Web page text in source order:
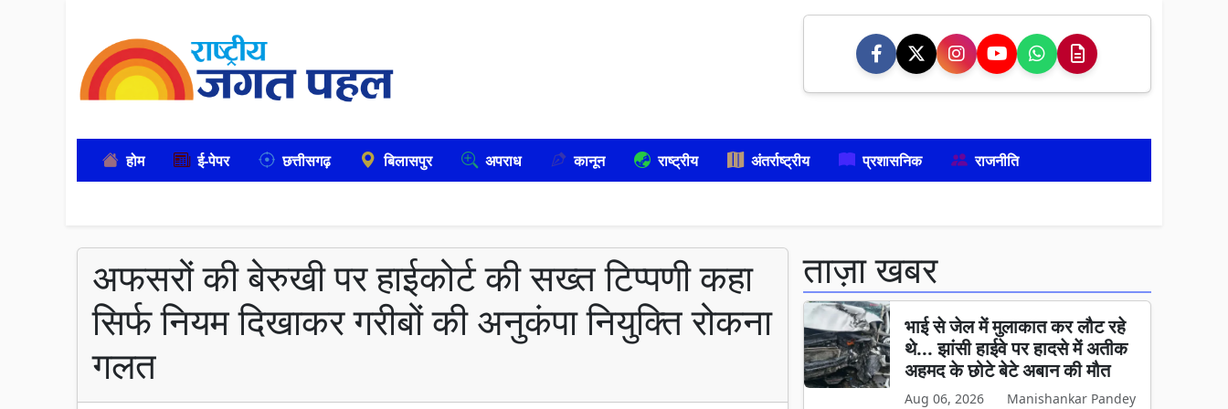
होम ई-पेपर छत्तीसगढ़ बिलासपुर अपराध कानून राष्ट्रीय अंतर्राष्ट्रीय प्रशासनिक राजनीति
अफसरों की बेरुखी पर हाईकोर्ट की सख्त टिप्पणी कहा
सिर्फ नियम दिखाकर गरीबों की अनुकंपा नियुक्ति रोकना
गलत
ताज़ा खबर
भाई से जेल में मुलाकात कर लौट रहे
थे... झांसी हाईवे पर हादसे में अतीक
अहमद के छोटे बेटे अबान की मौत
Aug 06, 2026 Manishankar Pandey